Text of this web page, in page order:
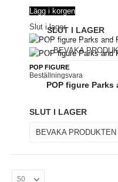
Lägg i korgen
Slut i lager
POP FIGURE
Beställningsvara
SLUT I LAGER
BEVAKA
POP figure
SLUT I LAGER
BEVAKA PRODUKTEN